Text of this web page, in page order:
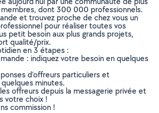
dont 300 000 professionnels.
et trouvez proche de chez vous un
pour réaliser toutes vos
petit besoin aux plus grands projets,
qualité/prix.
en 3 étapes :
: indiquez votre besoin en quelques
d’offreurs particuliers et
minutes.
offreurs depuis la messagerie privée et
votre choix !
commission !